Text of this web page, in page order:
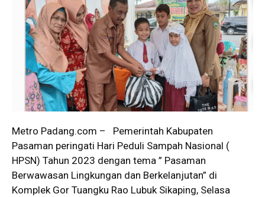
Metro Padang.com – Pemerintah Kabupaten
Pasaman peringati Hari Peduli Sampah Nasional (
HPSN) Tahun 2023 dengan tema ” Pasaman
Berwawasan Lingkungan dan Berkelanjutan” di
Komplek Gor Tuangku Rao Lubuk Sikaping, Selasa